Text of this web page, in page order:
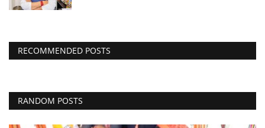
RECOMMENDED POSTS
RANDOM POSTS